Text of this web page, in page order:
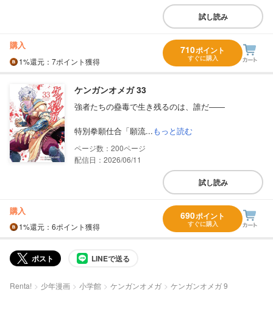
試し読み
購入
1%還元 ：7ポイント獲得
710ポイント
すぐに購入
ケンガンオメガ 33
強者たちの蠱毒で生き残るのは、誰だ――
特別拳願仕合「願流...もっと読む
200
配信日：2026/06/11
試し読み
購入
1%還元 ：6ポイント獲得
690ポイント
すぐに購入
ポスト LINEで送る
Renta! 少年漫画 小学館 ケンガンオメガ ケンガンオメガ 9